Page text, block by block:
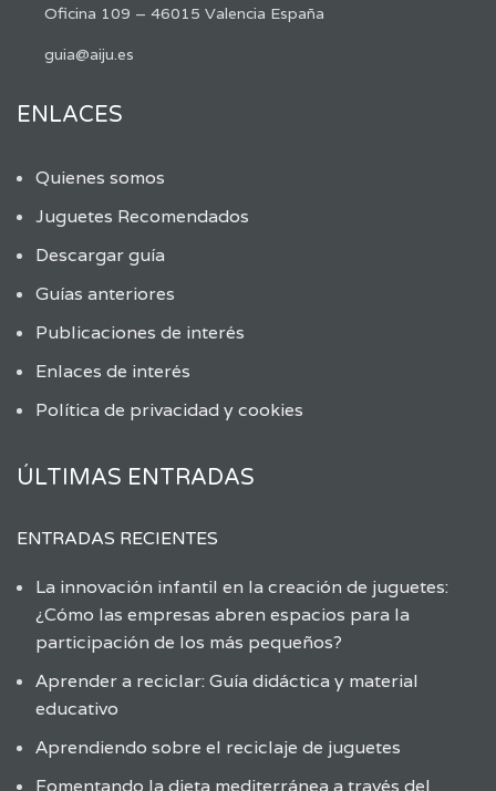
Oficina 109 – 46015 Valencia España
guia@aiju.es
ENLACES
Quienes somos
Juguetes Recomendados
Descargar guía
Guías anteriores
Publicaciones de interés
Enlaces de interés
Política de privacidad y cookies
ÚLTIMAS ENTRADAS
ENTRADAS RECIENTES
La innovación infantil en la creación de juguetes:
¿Cómo las empresas abren espacios para la
participación de los más pequeños?
Aprender a reciclar: Guía didáctica y material
educativo
Aprendiendo sobre el reciclaje de juguetes
Fomentando la dieta mediterránea a través del